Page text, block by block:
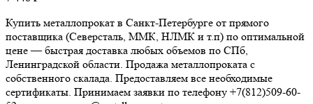
Купить металлопрокат в Санкт-Петербурге от прямого
поставщика (Северсталь, ММК, НЛМК и т.п) по оптимальной
цене — быстрая доставка любых объемов по СПб,
Ленинградской области. Продажа металлопроката с
собственного скалада. Предоставляем все необходимые
сертификаты. Принимаем заявки по телефону +7(812)509-60-